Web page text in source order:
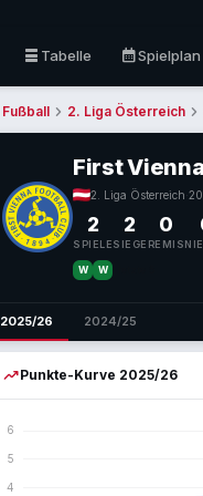
table_rows Tabelle calendar_monthSpielplan
Fußball chevron_right 2. Liga Österreich chevron_right
First Vienna
2. Liga Österreich
2
SPIELE
2
SIEGE
0
REMIS
W W
2025/26 2024/25
trending_upPunkte-Kurve 2025/26